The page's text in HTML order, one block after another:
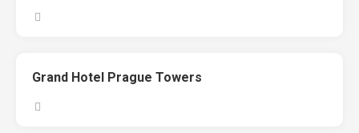
Grand Hotel Prague Towers